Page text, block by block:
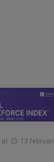
at
13 februari